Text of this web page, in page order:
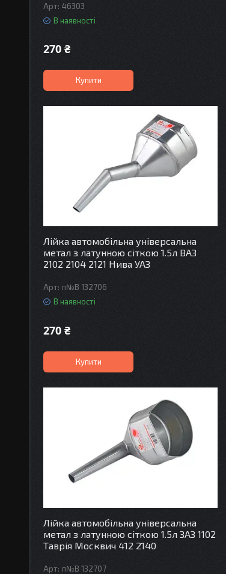
46303
В наявності
270 ₴
Купити
Лійка автомобільна універсальна
метал з латунною сіткою 1.5л ВАЗ
2102 2104 2121 Нива УАЗ
п№В 132706
В наявності
270 ₴
Купити
Лійка автомобільна універсальна
метал з латунною сіткою 1.5л ЗАЗ 1102
Таврія Москвич 412 2140
п№В 132707